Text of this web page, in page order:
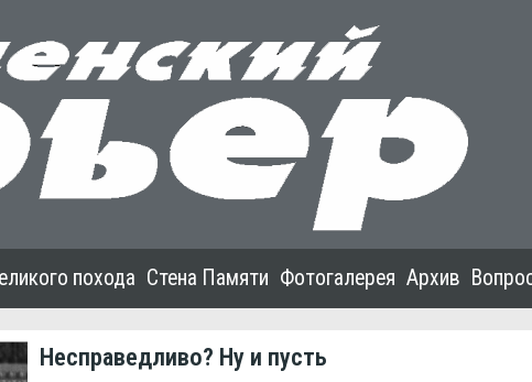
похода Стена Памяти Фотогалерея Архив
Несправедливо? Ну и пусть